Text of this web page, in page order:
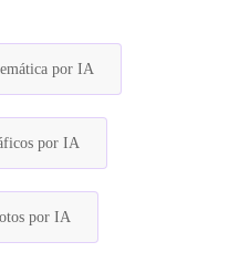
por IA
por IA
por IA